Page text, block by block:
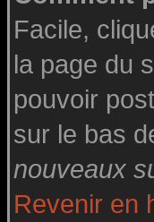
Facile,
la page du
pouvoir
sur le bas
nouveaux
Revenir en